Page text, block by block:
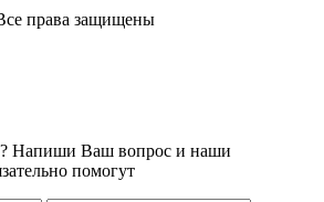
права защищены
Напиши Ваш вопрос и наши
помогут